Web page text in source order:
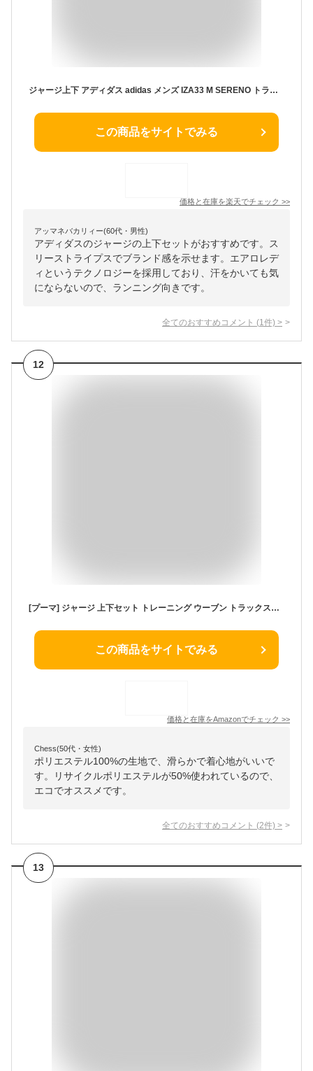
ジャージ上下 アディダス adidas メンズ IZA33 M SERENO トラックスーツ 2302 セットアップ ジャージ 上下セット スリーストライプ 三本線ジャージ セレーノカット エアロレディ
この商品をサイトでみる
価格と在庫を楽天でチェック >>
アッマネバカリィー(60代・男性)
アディダスのジャージの上下セットがおすすめです。ス
リーストライプスでブランド感を示せます。エアロレデ
ィというテクノロジーを採用しており、汗をかいても気
にならないので、ランニング向きです。
全てのおすすめコメント (1 件) >
12
[プーマ] ジャージ 上下セット トレーニング ウーブン トラックスーツ 678442 メンズ ブラック(01) L
この商品をサイトでみる
価格と在庫をAmazonでチェック >>
Chess(50代・女性)
ポリエステル100%の生地で、滑らかで着心地がいいで
す。リサイクルポリエステルが50%使われているので、
エコでオススメです。
全てのおすすめコメント (2件) >
13